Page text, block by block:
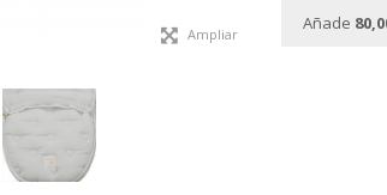
Ampliar
Añade